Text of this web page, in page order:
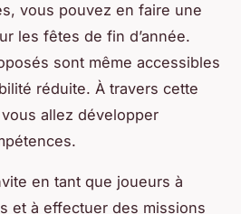
vous pouvez en faire une
les fêtes de fin d’année.
sont même accessibles
réduite. À travers cette
allez développer
en tant que joueurs à
et à effectuer des missions